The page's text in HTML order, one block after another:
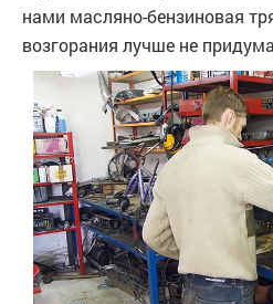
нами масляно-бензиновая
возгорания лучше не